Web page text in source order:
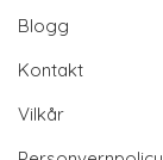
Blogg
Kontakt
Vilkår